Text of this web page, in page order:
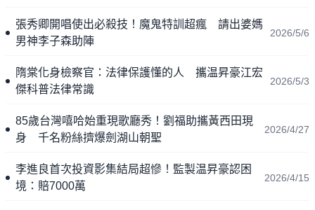
張秀卿開唱使出必殺技！魔鬼特訓超瘋 請出婆媽
男神李子森助陣
2026/5/6
隋棠化身檢察官：法律保護懂的人 攜温昇豪江宏
傑科普法律常識
2026/5/3
85歲台灣嘻哈始重現歌廳秀！劉福助攜黃西田現
身 千名粉絲擠爆劍湖山朝聖
2026/4/27
李進良首次投資影集結局超慘！監製温昇豪認困
境：賠7000萬
2026/4/15